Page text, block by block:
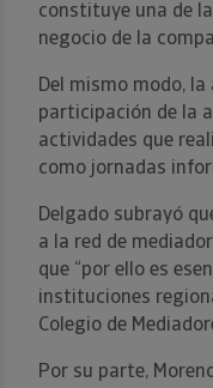
constituye una de
negocio de la
Del mismo modo,
participación de la
actividades que
como jornadas
Delgado subrayó
a la red de
que “por ello es
instituciones
Colegio de
Por su parte,